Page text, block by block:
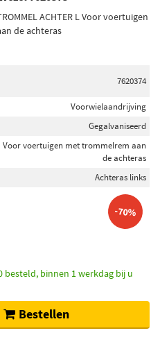
ACHTER L Voor voertuigen
de achteras
7620374
Voorwielaandrijving
Gegalvaniseerd
Voor voertuigen met trommelrem aan
de achteras
Achteras links
-70%
besteld, binnen 1 werkdag bij u
Bestellen